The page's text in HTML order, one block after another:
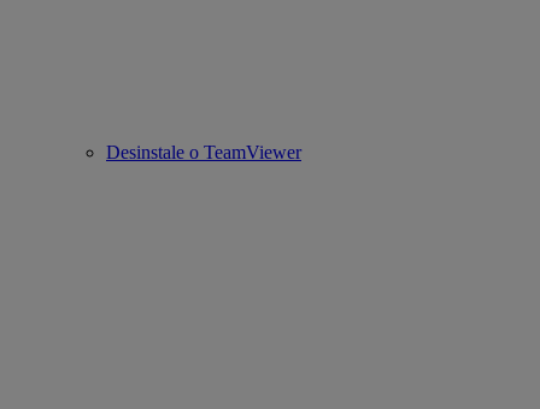
Desinstale o TeamViewer